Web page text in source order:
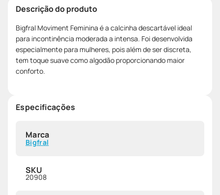
Descrição do produto
Bigfral Moviment Feminina é a calcinha descartável ideal
para incontinência moderada a intensa. Foi desenvolvida
especialmente para mulheres, pois além de ser discreta,
tem toque suave como algodão proporcionando maior
conforto.
Especificações
Marca
Bigfral
SKU
20908